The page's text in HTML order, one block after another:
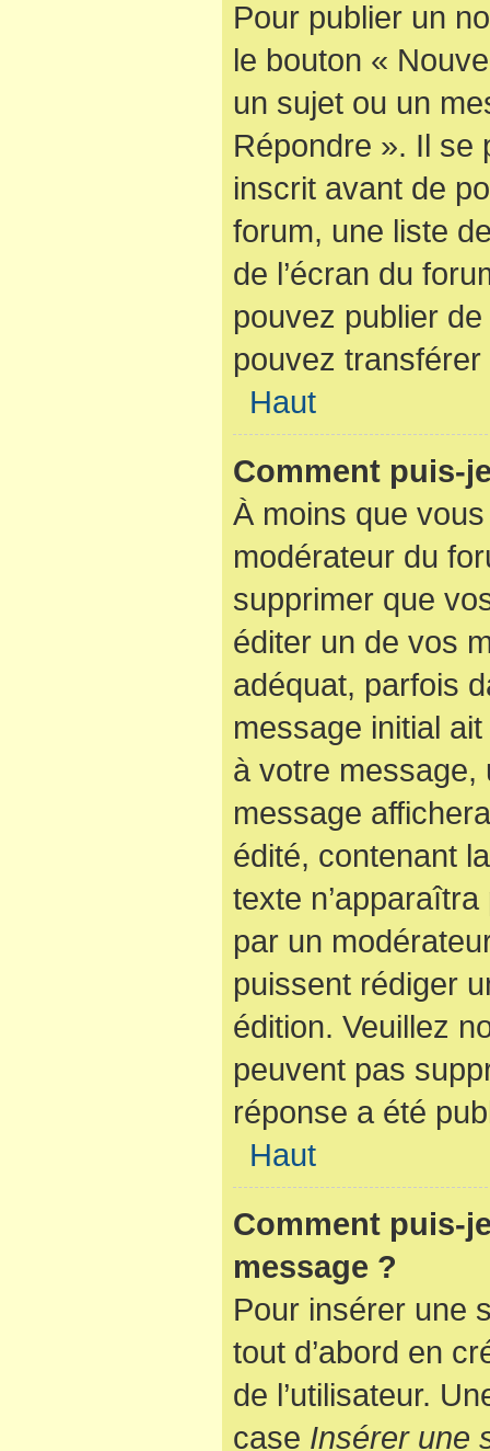
Pour publier un
le bouton «
un sujet ou un
Répondre ». Il se
inscrit avant de
forum, une liste
de l’écran du
pouvez publier
pouvez
Haut
Comment puis-
À moins que
modérateur du
supprimer que
éditer un de vos
adéquat, parfois
message initial
à votre message,
message
édité, contenant
texte n’apparaîtra
par un
puissent rédiger
édition. Veuillez
peuvent pas
réponse a été
Haut
Comment puis-
message ?
Pour insérer une
tout d’abord en
de l’utilisateur.
case Insérer une